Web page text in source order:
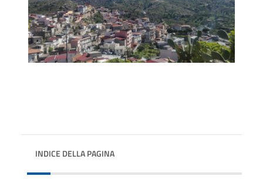
INDICE DELLA PAGINA